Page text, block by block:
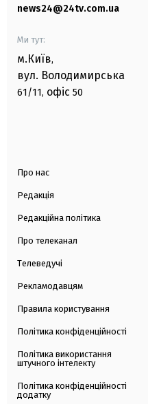
news24@24tv.com.ua
Ми тут:
м.Київ,
вул. Володимирська
61/11, офіс 50
Про нас
Редакція
Редакційна політика
Про телеканал
Телеведучі
Рекламодавцям
Правила користування
Політика конфіденційності
Політика використання
штучного інтелекту
Політика конфіденційності
додатку